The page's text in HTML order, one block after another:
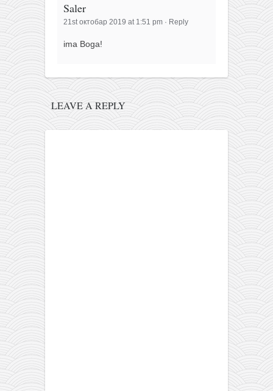
Saler
21st октобар 2019 at 1:51 pm · Reply
ima Boga!
LEAVE A REPLY